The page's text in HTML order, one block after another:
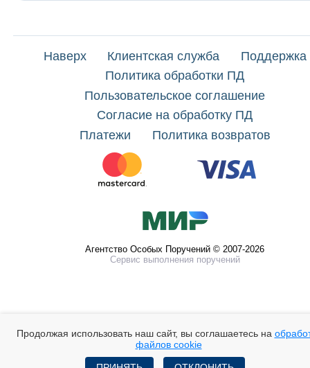
Продолжая использовать наш сайт, вы соглашаетесь на
файлов cookie
Наверх Клиентская служба
Поддержка
Политика обработки ПД
Пользовательское соглашение
Согласие на обработку ПД
Платежи
Политика возвратов
Агентство Особых Поручений © 2007-2026
Сервис выполнения поручений